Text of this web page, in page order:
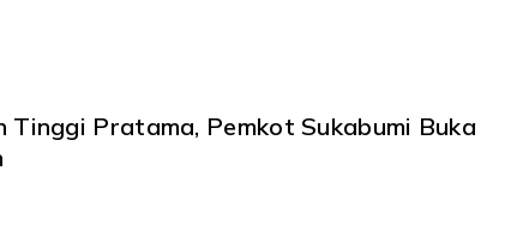
Pemkot Sukabumi Buka